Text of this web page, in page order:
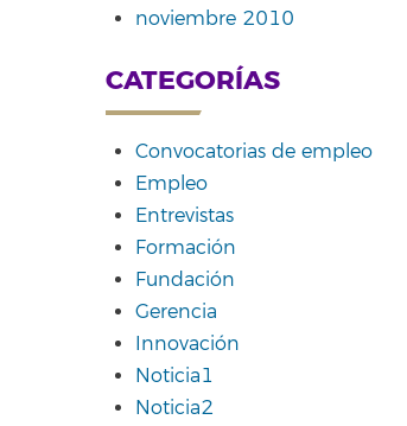
noviembre 2010
CATEGORÍAS
Convocatorias de empleo
Empleo
Entrevistas
Formación
Fundación
Gerencia
Innovación
Noticia1
Noticia2